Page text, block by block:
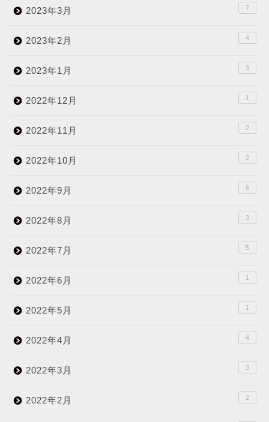
2023年3月 7
2023年2月 4
2023年1月 3
2022年12月 1
2022年11月 2
2022年10月 2
2022年9月 6
2022年8月 3
2022年7月 5
2022年6月 1
2022年5月 1
2022年4月 4
2022年3月 3
2022年2月 2